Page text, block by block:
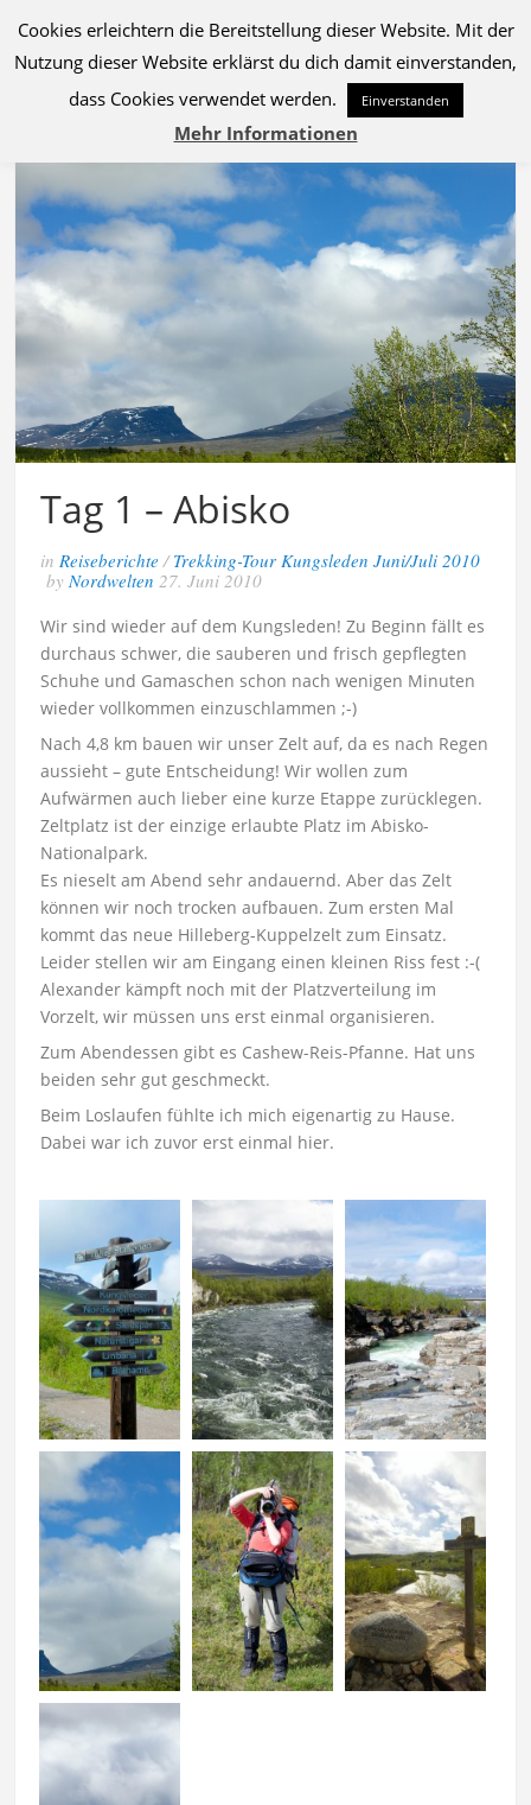
MENU
Tag 1 – Abisko
in Reiseberichte /Trekking-Tour Kungsleden Juni/Juli 2010
by Nordwelten 27. Juni 2010
Wir sind wieder auf dem Kungsleden! Zu Beginn fällt es
durchaus schwer, die sauberen und frisch gepflegten
Schuhe und Gamaschen schon nach wenigen Minuten
wieder vollkommen einzuschlammen ;-)
Nach 4,8 km bauen wir unser Zelt auf, da es nach Regen
aussieht – gute Entscheidung! Wir wollen zum
Aufwärmen auch lieber eine kurze Etappe zurücklegen.
Zeltplatz ist der einzige erlaubte Platz im Abisko-
Nationalpark.
Es nieselt am Abend sehr andauernd. Aber das Zelt
können wir noch trocken aufbauen. Zum ersten Mal
kommt das neue Hilleberg-Kuppelzelt zum Einsatz.
Leider stellen wir am Eingang einen kleinen Riss fest :-(
Alexander kämpft noch mit der Platzverteilung im
Vorzelt, wir müssen uns erst einmal organisieren.
Zum Abendessen gibt es Cashew-Reis-Pfanne. Hat uns
beiden sehr gut geschmeckt.
Beim Loslaufen fühlte ich mich eigenartig zu Hause.
Dabei war ich zuvor erst einmal hier.
Cookies erleichtern die Bereitstellung dieser Website. Mit der
Nutzung dieser Website erklärst du dich damit einverstanden,
dass Cookies verwendet werden.
Einverstanden
Mehr Informationen